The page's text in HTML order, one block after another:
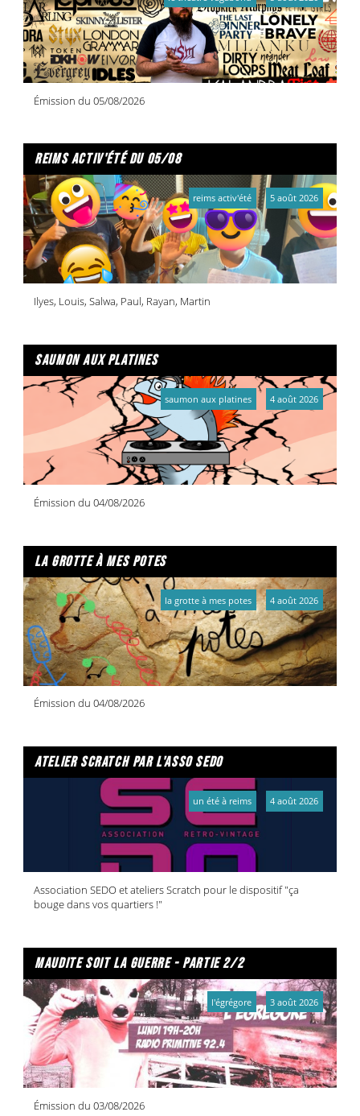
Émission du 05/08/2026
reims activ'été du 05/08
Ilyes, Louis, Salwa, Paul, Rayan, Martin
reims activ'été 5 août 2026
saumon aux platines
Émission du 04/08/2026
saumon aux platines 4 août 2026
la grotte à mes potes
Émission du 04/08/2026
la grotte à mes potes 4 août 2026
atelier scratch par l'asso sedo
Association SEDO et ateliers Scratch pour le dispositif "ça
bouge dans vos quartiers !"
un été à reims 4 août 2026
maudite soit la guerre - partie 2/2
Émission du 03/08/2026
l'égrégore 3 août 2026